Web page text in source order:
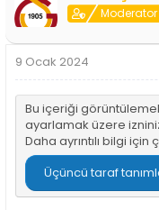
Moderator
9 Ocak 2024
Bu içeriği
ayarlamak üzere
Daha ayrıntılı bilgi için
Üçüncü taraf